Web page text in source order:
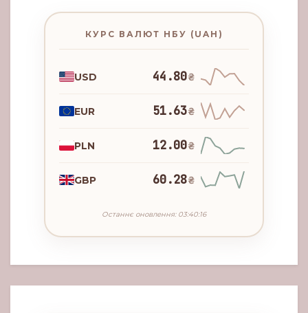
КУРС ВАЛЮТ НБУ (UAH)
USD 44.80₴
EUR 51.63₴
PLN 12.00₴
GBP 60.28₴
Останнє оновлення: 03:40:16